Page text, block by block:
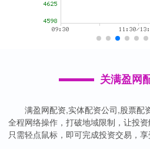
关满盈网
满盈网配资,实体配资公司,股票配
全程网络操作，打破地域限制，让投
只需轻点鼠标，即可完成投资交易，享